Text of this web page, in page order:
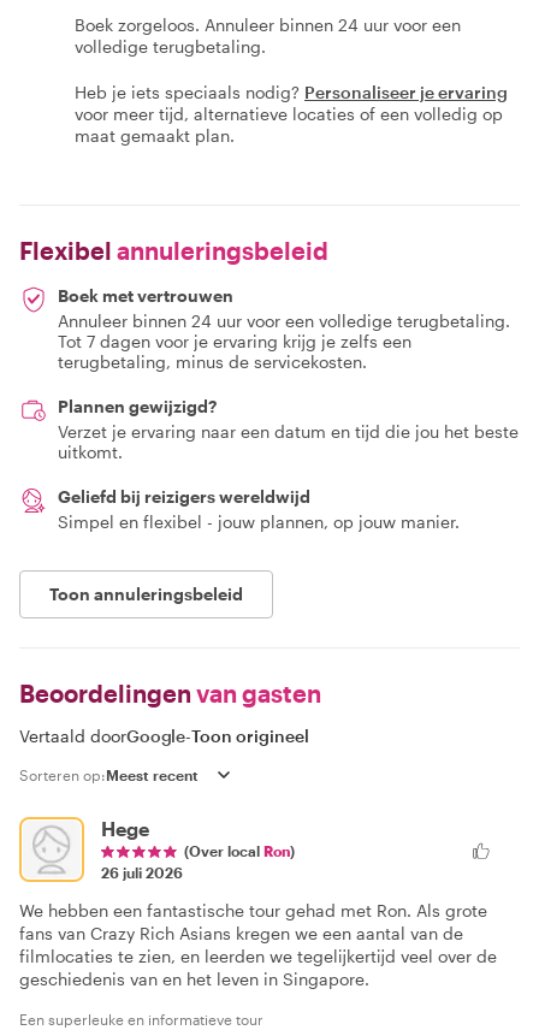
Boek zorgeloos. Annuleer binnen 24 uur voor een
volledige terugbetaling.
Heb je iets speciaals nodig? Personaliseer je ervaring
voor meer tijd, alternatieve locaties of een volledig op
maat gemaakt plan.
Flexibel annuleringsbeleid
Boek met vertrouwen
Annuleer binnen 24 uur voor een volledige terugbetaling.
Tot 7 dagen voor je ervaring krijg je zelfs een
terugbetaling, minus de servicekosten.
Plannen gewijzigd?
Verzet je ervaring naar een datum en tijd die jou het beste
uitkomt.
Geliefd bij reizigers wereldwijd
Simpel en flexibel - jouw plannen, op jouw manier.
Toon annuleringsbeleid
Beoordelingen van gasten
Vertaald doorGoogle-Toon origineel
Sorteren op:
Hege
(Over local Ron)
26 juli 2026
We hebben een fantastische tour gehad met Ron. Als grote
fans van Crazy Rich Asians kregen we een aantal van de
filmlocaties te zien, en leerden we tegelijkertijd veel over de
geschiedenis van en het leven in Singapore.
Een superleuke en informatieve tour